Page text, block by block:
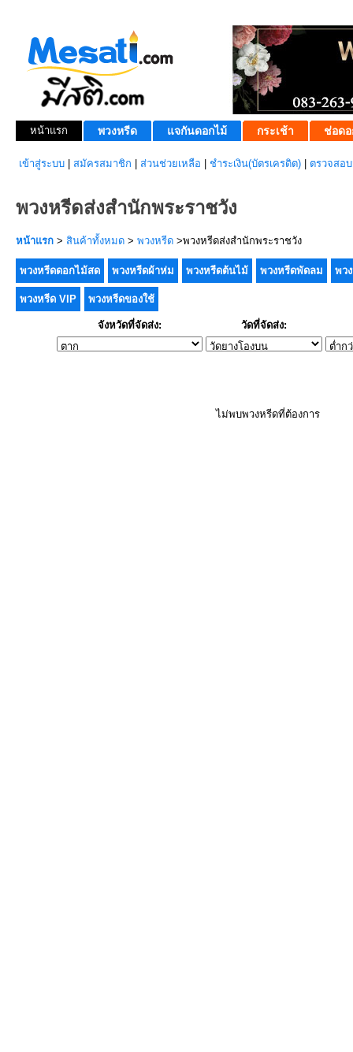
หน้าแรก พวงหรีด แจกันดอกไม้ กระเช้า ช่อดอ
เข้าสู่ระบบ สมัครสมาชิก ส่วนช่วยเหลือ ชำระเงิน(บัตรเครดิต) ตรวจสอ
พวงหรีดส่งสำนักพระราชวัง
หน้าแรก > สินค้าทั้งหมด > พวงหรีด >พวงหรีดส่งสำนักพระราชวัง
พวงหรีดดอกไม้สด พวงหรีดผ้าห่ม พวงหรีดต้นไม้ พวงหรีดพัดลม พว
พวงหรีด VIP พวงหรีดของใช้
จังหวัดที่จัดส่ง: วัดที่จัดส่ง:
ไม่พบพวงหรีดที่ต้องการ